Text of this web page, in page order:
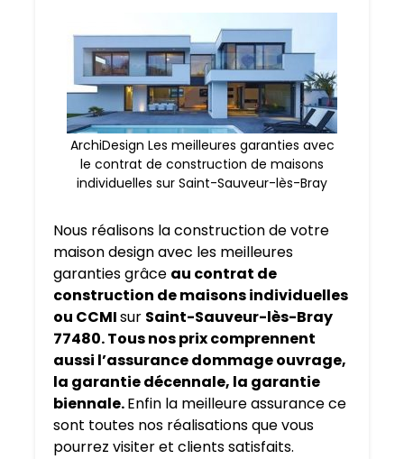
ArchiDesign Les meilleures garanties avec
le contrat de construction de maisons
individuelles sur Saint-Sauveur-lès-Bray
Nous réalisons la construction de votre
maison design avec les meilleures
garanties grâce au contrat de
construction de maisons individuelles
ou CCMIsur Saint-Sauveur-lès-Bray
77480. Tous nos prix comprennent
aussi l’assurance dommage ouvrage,
la garantie décennale, la garantie
biennale.Enfin la meilleure assurance ce
sont toutes nos réalisations que vous
pourrez visiter et clients satisfaits.